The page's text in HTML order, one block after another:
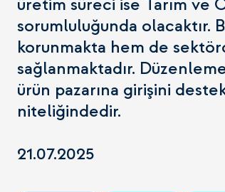
üretim süreci ise Tarım ve
sorumluluğunda olacaktır.
korunmakta hem de
sağlanmaktadır.
ürün pazarına girişini
niteliğindedir.
21.07.2025